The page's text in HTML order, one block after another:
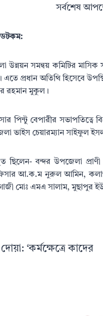
সর্বশেষ
ডটকম:
উন্নয়ন সমন্বয় কমিটির
প্রধান অতিথি হিসেবে
রহমান মুকুল।
পিন্টু বেপারীর সভাপতিত্বে
ভাইস চেয়ারম্যান সাইফুল
ছিলেন- বন্দর উপজেলা
আ.ক.ম নুরুল আমিন,
মোঃ এমএ সালাম, মুছাপুর
‘কর্মক্ষেত্রে কাদের